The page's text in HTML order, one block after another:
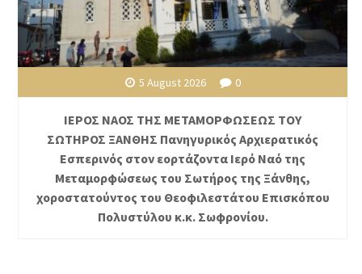
5 August 2026 0
ΙΕΡΟΣ ΝΑΟΣ ΤΗΣ ΜΕΤΑΜΟΡΦΩΣΕΩΣ ΤΟΥ
ΣΩΤΗΡΟΣ ΞΑΝΘΗΣ Πανηγυρικός Αρχιερατικός
Εσπερινός στον εορτάζοντα Ιερό Ναό της
Μεταμορφώσεως του Σωτήρος της Ξάνθης,
χοροστατούντος του Θεοφιλεστάτου Επισκόπου
Πολυστύλου κ.κ. Σωφρονίου.